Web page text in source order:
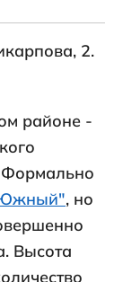
2.
районе -
, но
Высота